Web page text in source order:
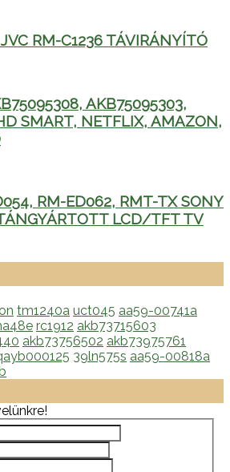
RM-C1236 TÁVIRÁNYÍTÓ
AKB75095303,
SMART, NETFLIX, AMAZON,
RM-ED062, RMT-TX SONY
LCD/TFT TV
tm1240a uct045 aa59-00741a
rc1912 akb73715603
akb73756502 akb73975761
39ln575s aa59-00818a